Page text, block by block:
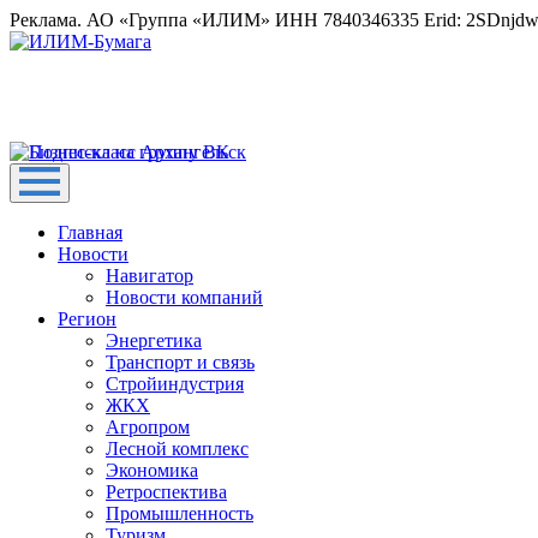
Реклама. АО «Группа «ИЛИМ» ИНН 7840346335 Erid:
Главная
Новости
Навигатор
Новости компаний
Регион
Энергетика
Транспорт и связь
Стройиндустрия
ЖКХ
Агропром
Лесной комплекс
Экономика
Ретроспектива
Промышленность